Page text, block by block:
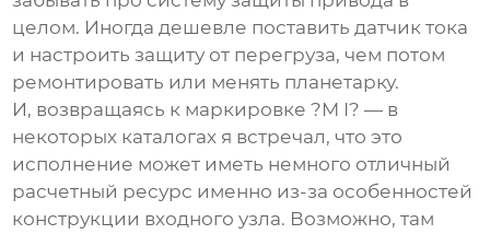
целом. Иногда дешевле поставить датчик тока
и настроить защиту от перегруза, чем потом
ремонтировать или менять планетарку.
И, возвращаясь к маркировке ?M I? — в
некоторых каталогах я встречал, что это
исполнение может иметь немного отличный
расчетный ресурс именно из-за особенностей
конструкции входного узла. Возможно, там